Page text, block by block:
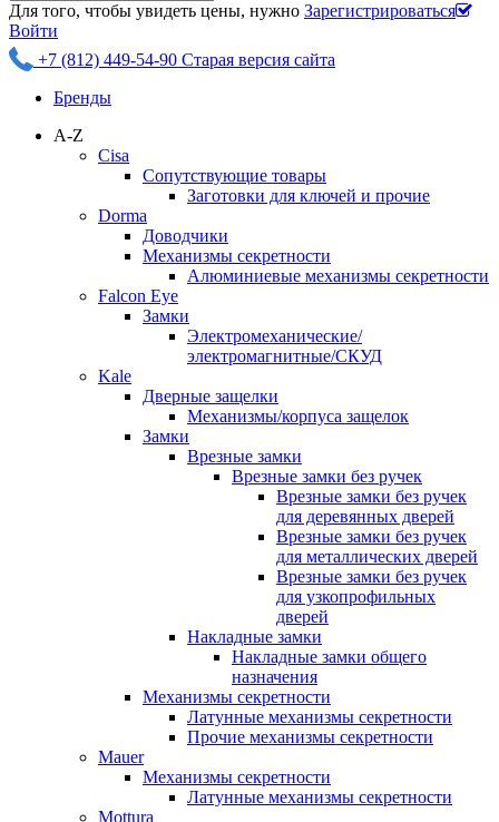
Для того, чтобы увидеть цены, нужно Зарегистрироваться
Войти
+7 (812) 449-54-90 Старая версия сайта
Бренды
A-Z
Cisa
Сопутствующие товары
Заготовки для ключей и прочие
Dorma
Доводчики
Механизмы секретности
Алюминиевые механизмы секретности
Falcon Eye
Замки
Электромеханические/
электромагнитные/СКУД
Kale
Дверные защелки
Механизмы/корпуса защелок
Замки
Врезные замки
Врезные замки без ручек
Врезные замки без ручек
для деревянных дверей
Врезные замки без ручек
для металлических дверей
Врезные замки без ручек
для узкопрофильных
дверей
Накладные замки
Накладные замки общего
назначения
Механизмы секретности
Латунные механизмы секретности
Прочие механизмы секретности
Mauer
Механизмы секретности
Латунные механизмы секретности
Mottura